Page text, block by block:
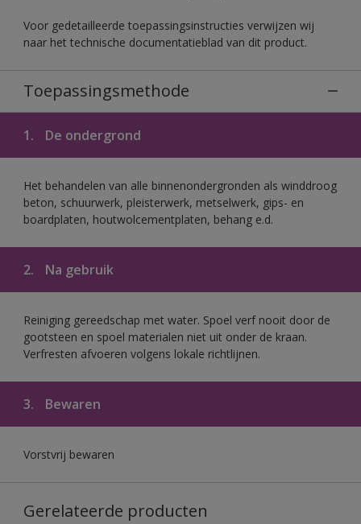
Voor gedetailleerde toepassingsinstructies verwijzen wij
naar het technische documentatieblad van dit product.
Toepassingsmethode
1. De ondergrond
Het behandelen van alle binnenondergronden als winddroog
beton, schuurwerk, pleisterwerk, metselwerk, gips- en
boardplaten, houtwolcementplaten, behang e.d.
2. Na gebruik
Reiniging gereedschap met water. Spoel verf nooit door de
gootsteen en spoel materialen niet uit onder de kraan.
Verfresten afvoeren volgens lokale richtlijnen.
3. Bewaren
Vorstvrij bewaren
Gerelateerde producten